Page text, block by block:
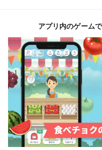
アプリ内のゲーム